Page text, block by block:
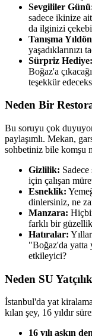
Sevgililer
sadece ikinize
da ilginizi
Tanışma
yaşadıklarınızı
Sürpriz Hediye:
Boğaz'a
teşekkür
Neden Bir
Bu soruyu çok
paylaşımlı. Mekan,
sohbetiniz bile komşu
Gizlilik:
için çalışan
Esneklik:
dinlersiniz, ne
Manzara:
farklı bir
Hatıralar:
"Boğaz'da yatta
etkileyici?
Neden SU
İstanbul'da yat
kılan şey, 16 yıldır
16 yılı aşkın